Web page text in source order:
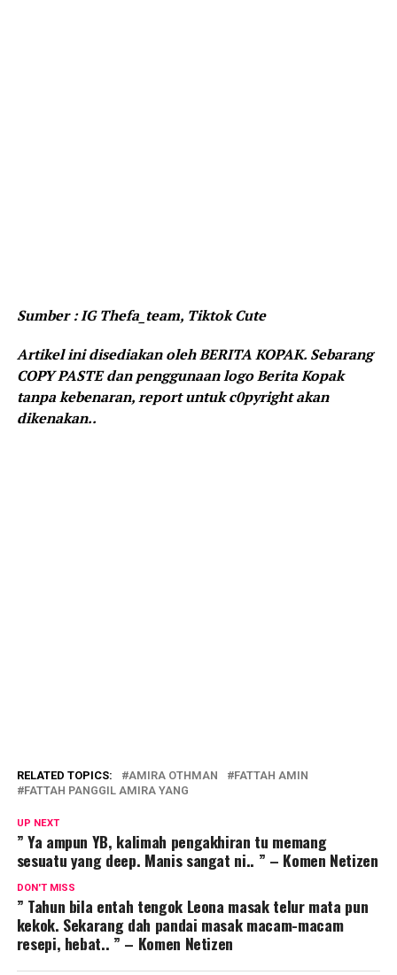
Sumber : IG Thefa_team, Tiktok Cute
Artikel ini disediakan oleh BERITA KOPAK. Sebarang
COPY PASTE dan penggunaan logo Berita Kopak
tanpa kebenaran, report untuk c0pyright akan
dikenakan..
RELATED TOPICS: AMIRA OTHMAN
FATTAH AMIN
FATTAH PANGGIL AMIRA YANG
UP NEXT
” Ya ampun YB, kalimah pengakhiran tu memang
sesuatu yang deep. Manis sangat ni.. ” – Komen Netizen
DON'T MISS
” Tahun bila entah tengok Leona masak telur mata pun
kekok. Sekarang dah pandai masak macam-macam
resepi, hebat.. ” – Komen Netizen